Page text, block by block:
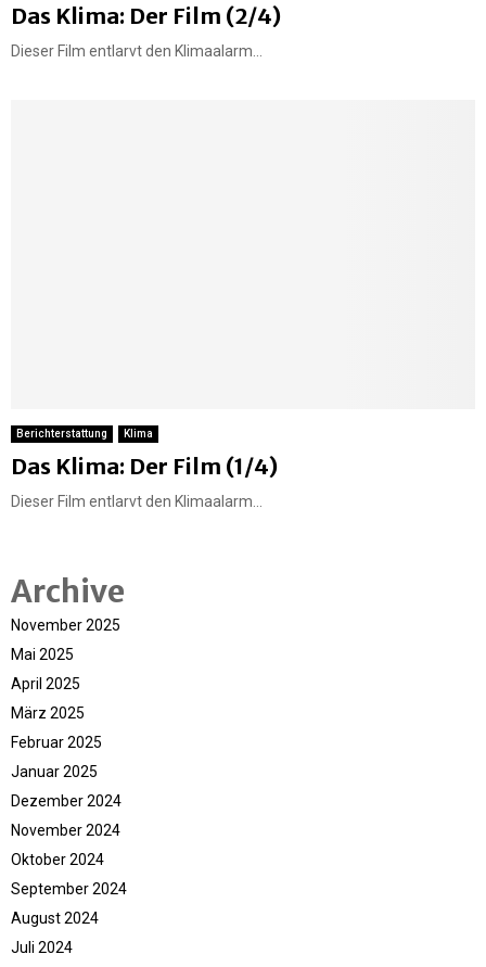
Das Klima: Der Film (2/4)
Dieser Film entlarvt den Klimaalarm...
Berichterstattung Klima
Das Klima: Der Film (1/4)
Dieser Film entlarvt den Klimaalarm...
Archive
November 2025
Mai 2025
April 2025
März 2025
Februar 2025
Januar 2025
Dezember 2024
November 2024
Oktober 2024
September 2024
August 2024
Juli 2024